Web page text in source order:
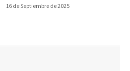
16 de Septiembre de 2025